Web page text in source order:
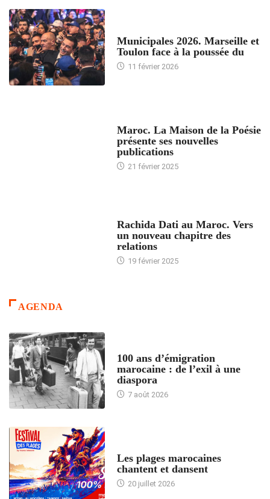
Municipales 2026. Marseille et
Toulon face à la poussée du
11 février 2026
Maroc. La Maison de la Poésie
présente ses nouvelles
publications
21 février 2025
Rachida Dati au Maroc. Vers
un nouveau chapitre des
relations
19 février 2025
AGENDA
100 ans d’émigration
marocaine : de l’exil à une
diaspora
7 août 2026
Les plages marocaines
chantent et dansent
20 juillet 2026